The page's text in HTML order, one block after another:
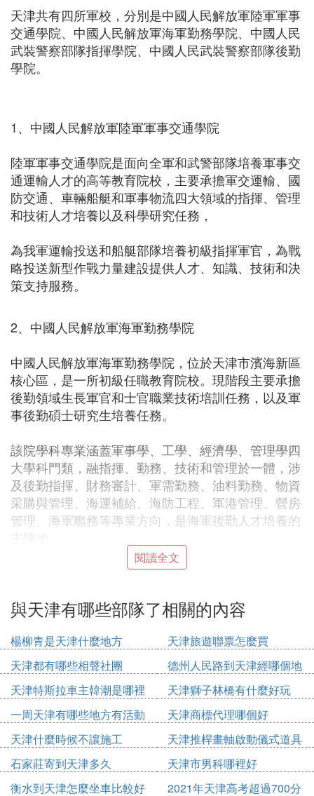
天津共有四所軍校，分別是中國人民解放軍陸軍軍事
交通學院、中國人民解放軍海軍勤務學院、中國人民
武裝警察部隊指揮學院、中國人民武裝警察部隊後勤
學院。
1、中國人民解放軍陸軍軍事交通學院
陸軍軍事交通學院是面向全軍和武警部隊培養軍事交
通運輸人才的高等教育院校，主要承擔軍交運輸、國
防交通、車輛船艇和軍事物流四大領域的指揮、管理
和技術人才培養以及科學研究任務，
為我軍運輸投送和船艇部隊培養初級指揮軍官，為戰
略投送新型作戰力量建設提供人才、知識、技術和決
策支持服務。
2、中國人民解放軍海軍勤務學院
中國人民解放軍海軍勤務學院，位於天津市濱海新區
核心區，是一所初級任職教育院校。現階段主要承擔
後勤領域生長軍官和士官職業技術培訓任務，以及軍
事後勤碩士研究生培養任務。
該院學科專業涵蓋軍事學、工學、經濟學、管理學四
大學科門類，融指揮、勤務、技術和管理於一體，涉
及後勤指揮、財務審計、軍需勤務、油料勤務、物資
采購與管理、海運補給、海防工程、軍港管理、營房
管理、海軍艦務等專業方向，是海軍後勤人才培養的
中國人民武裝警察部隊指揮學院，是武警部隊唯一的
一所中級指揮院校。主要擔負武警部隊中級培訓和軍
事類研究生教育任務，直屬武警總部領導。學院前身
為1980年12月由國務院批准，在山西夏縣成立的
「中國人民武裝警察部隊學校」，正軍級，隸屬公安
部。
4、中國人民武裝警察部隊後勤學院
閱讀全文
與天津有哪些部隊了相關的內容
楊柳青是天津什麼地方
天津旅遊聯票怎麼買
天津都有哪些相聲社團
德州人民路到天津經哪個地
方
天津特斯拉車主韓潮是哪裡
天津獅子林橋有什麼好玩
一周天津有哪些地方有活動
天津商標代理哪個好
天津什麼時候不讓施工
天津推桿畫軸啟動儀式道具
多少錢
石家莊寄到天津多久
天津市男科哪裡好
衡水到天津怎麼坐車比較好
2021年天津高考超過700分